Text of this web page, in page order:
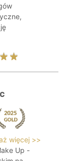
więcej >>
Up -